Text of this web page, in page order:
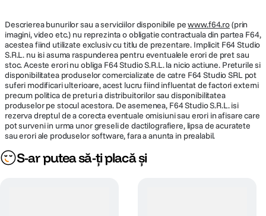
compatibile MagSafe sau pe orice suprafata metalica. Doua butoane
permit reglarea intensitatii luminii si a temperaturii de culoare, iar bateria
integrata ofera pana la 30 de minute de utilizare. Cele 34 de LED-uri
eficiente asigura lumina ajustabila si un indice CRI de 95 pentru redare
corecta a culorilor.
Dispozitivul poate fi folosit si ca suport pentru telefon, fiind util pentru
filmari sau vizionare pe masa. Capul rotativ la 290° permite ajustarea
unghiului de iluminare pentru rezultate optime atat in selfie-uri, cat si in
fotografierea altor subiecte.
Moduri de culoare
9000K – lumina rece, ideala pentru detalii clare in fotografii de produs sau
5500K – lumina neutra, potrivita pentru selfie-uri si portrete, cu umbre
reduse
Descrierea bunurilor sau a serviciilor disponibile pewww.f64.ro(prin
imagini, video etc.) nu reprezinta o obligatie contractuala din partea F64,
acestea fiind utilizate exclusiv cu titlu de prezentare. Implicit F64 Studio
S.R.L. nu isi asuma raspunderea pentru eventualele erori de pret sau
stoc. Aceste erori nu obliga F64 Studio S.R.L. la nicio actiune. Preturile si
disponibilitatea produselor comercializate de catre F64 Studio SRL pot
suferi modificari ulterioare, acest lucru fiind influentat de factori externi
precum politica de preturi a distribuitorilor sau disponibilitatea
produselor pe stocul acestora. De asemenea, F64 Studio S.R.L. isi
rezerva dreptul de a corecta eventuale omisiuni sau erori in afisare care
pot surveni in urma unor greseli de dactilografiere, lipsa de acuratete
sau erori ale produselor software, fara a anunta in prealabil.
S-ar putea să-ți placă și